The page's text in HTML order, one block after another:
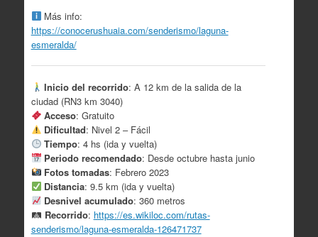
Más info:
https://conocerushuaia.com/senderismo/laguna-
esmeralda/
Inicio del recorrido: A 12 km de la salida de la
ciudad (RN3 km 3040)
Acceso: Gratuito
Dificultad: Nivel 2 – Fácil
Tiempo: 4 hs (ida y vuelta)
Periodo recomendado: Desde octubre hasta junio
Fotos tomadas: Febrero 2023
Distancia: 9.5 km (ida y vuelta)
Desnivel acumulado: 360 metros
🛤 Recorrido: https://es.wikiloc.com/rutas-
senderismo/laguna-esmeralda-126471737